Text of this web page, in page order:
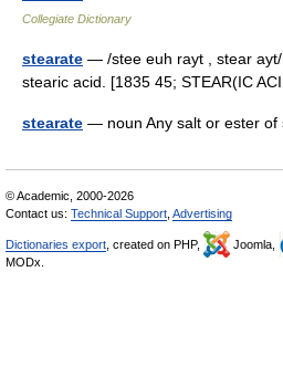
Collegiate Dictionary
stearate — /stee euh rayt , stear
stearic acid. [1835 45; STEAR(IC
stearate — noun Any salt or ester
© Academic, 2000-2026
Contact us: Technical Support Advertising
Dictionaries export , created on PHP, Joomla,
MODx.